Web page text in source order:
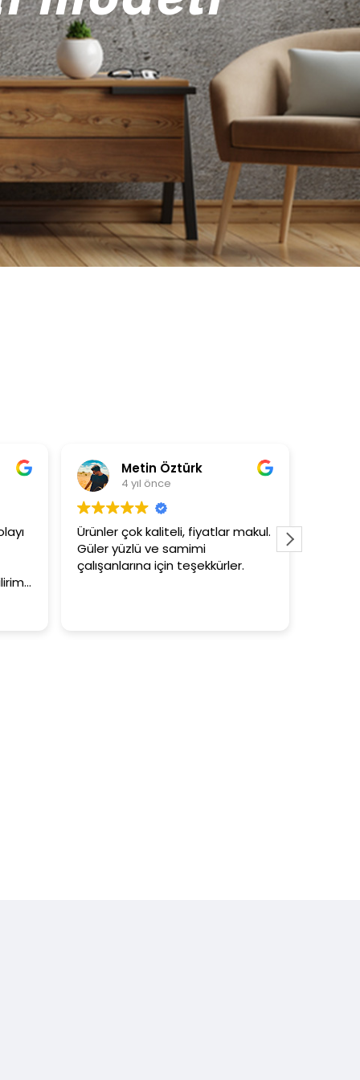
Metin Öztürk
4 yıl önce
Ürünler çok kaliteli, fiyatlar makul.
Güler yüzlü ve samimi
çalışanlarına için teşekkürler.